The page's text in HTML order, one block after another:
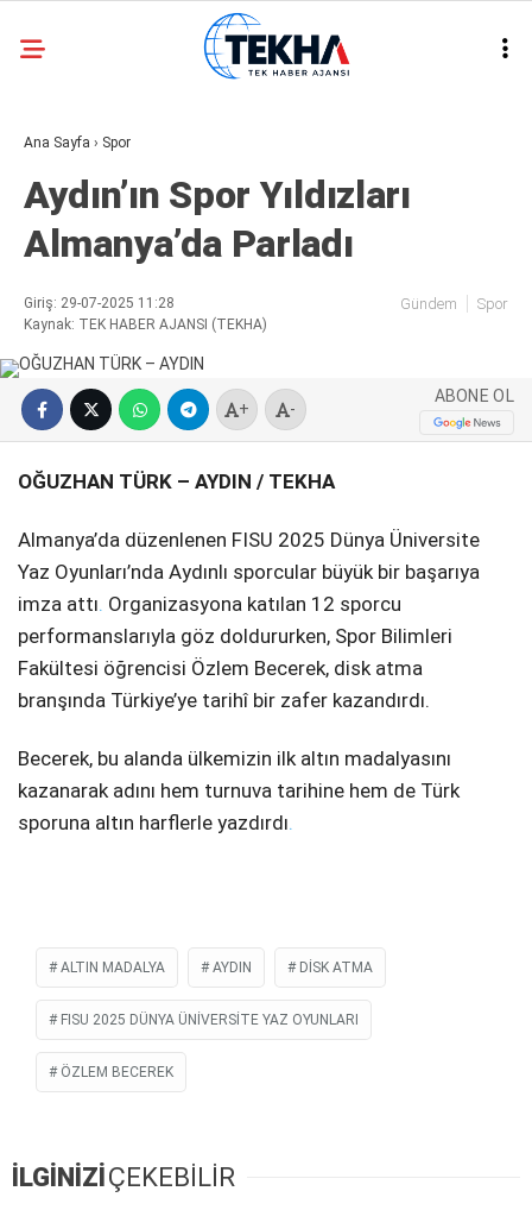
WhatsApp İhbar
Facebook
Youtube
30.7
ASAYIŞ
GÜNDEM
EKONOMI
POLITIKA
SIYASET
DÜNYA
METEOROLOJI
SPOR
SERVISLER
Ana Sayfa › Spor
Aydın’ın Spor Yıldızları
Almanya’da Parladı
Giriş: 29-07-2025 11:28
Kaynak: TEK HABER AJANSI (TEKHA)
Gündem Spor
+ -
ABONE OL
OĞUZHAN TÜRK – AYDIN / TEKHA
Almanya’da düzenlenen FISU 2025 Dünya Üniversite
Yaz Oyunları’nda Aydınlı sporcular büyük bir başarıya
imza attı. Organizasyona katılan 12 sporcu
performanslarıyla göz doldururken, Spor Bilimleri
Fakültesi öğrencisi Özlem Becerek, disk atma
branşında Türkiye’ye tarihî bir zafer kazandırdı.
Becerek, bu alanda ülkemizin ilk altın madalyasını
kazanarak adını hem turnuva tarihine hem de Türk
sporuna altın harflerle yazdırdı.
ALTIN MADALYA AYDIN DISK ATMA
FISU 2025 DÜNYA ÜNIVERSITE YAZ OYUNLARI
ÖZLEM BECEREK
İLGİNİZİ ÇEKEBİLİR